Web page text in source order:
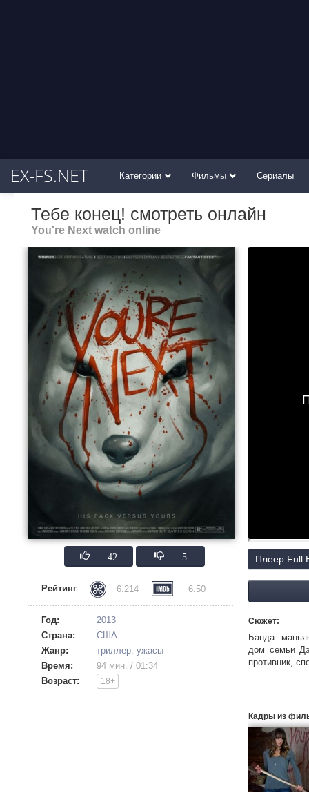
EX-FS.NET Категории Фильмы Сериалы
Тебе конец! смотреть онлайн
You're Next watch online
42 5
Рейтинг 6.214 6.50
Год:
2013
Страна:
США
Жанр:
триллер, ужасы
Время:
94 мин. / 01:34
Возраст:
18+
Плеер Full
Сюжет:
Банда
дом семьи
противник,
Кадры из